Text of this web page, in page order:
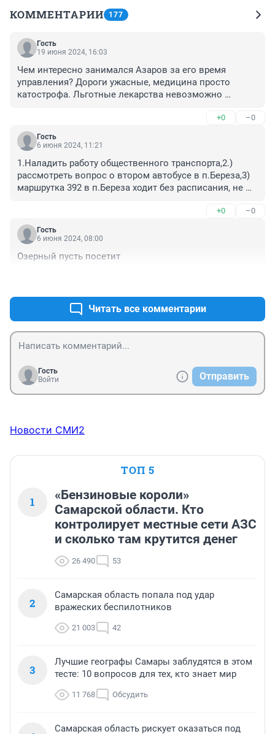
КОММЕНТАРИИ 177
Гость
19 июня 2024, 16:03
Чем интересно занимался Азаров за его время
управления? Дороги ужасные, медицина просто
катострофа. Льготные лекарства невозможно
распоряжение. Люди как милостину просят чтобы им
выписали лекарства. Кошмар. Очень прошу наведите
исчезают или их нет вообще, тогда зачем врачи их
выписывают.
+0 –0
Гость
6 июня 2024, 11:21
1.Наладить работу общественного транспорта,2.)
рассмотреть вопрос о втором автобусе в п.Береза,3)
маршрутка 392 в п.Береза ходит без расписания, не
остановки автобуса 78 возле кладбища п.Береза и
сделать переход.
+0 –0
Гость
6 июня 2024, 08:00
Озерный пусть посетит
Читать все комментарии
Гость
Войти
Отправить
Новости СМИ2
ТОП 5
1
«Бензиновые короли»
Самарской области. Кто
контролирует местные сети АЗС
и сколько там крутится денег
26 490 53
2
Самарская область попала под удар
вражеских беспилотников
21 003 42
3
Лучшие географы Самары заблудятся в этом
тесте: 10 вопросов для тех, кто знает мир
11 768 Обсудить
Самарская область рискует оказаться под